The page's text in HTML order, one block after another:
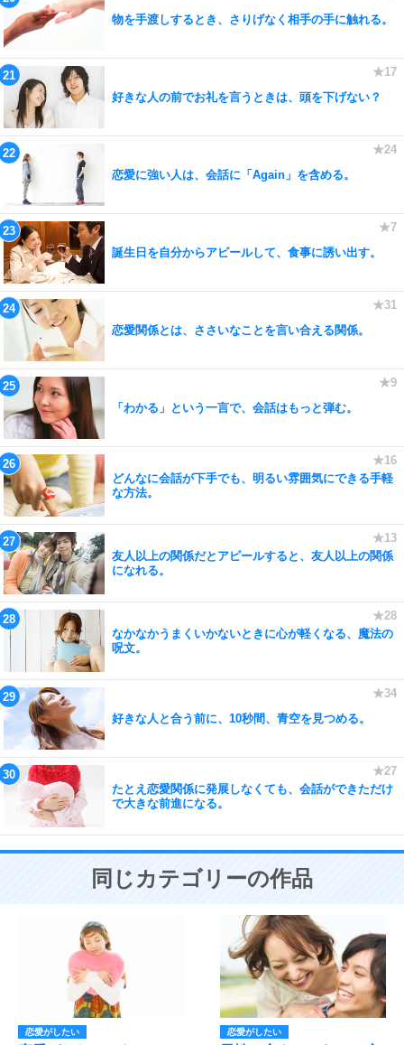
物を手渡しするとき、さりげなく相手の手に触れる。
好きな人の前でお礼を言うときは、頭を下げない？
恋愛に強い人は、会話に「Again」を含める。
誕生日を自分からアピールして、食事に誘い出す。
恋愛関係とは、ささいなことを言い合える関係。
「わかる」という一言で、会話はもっと弾む。
どんなに会話が下手でも、明るい雰囲気にできる手軽
な方法。
友人以上の関係だとアピールすると、友人以上の関係
になれる。
なかなかうまくいかないときに心が軽くなる、魔法の
呪文。
好きな人と合う前に、10秒間、青空を見つめる。
たとえ恋愛関係に発展しなくても、会話ができただけ
で大きな前進になる。
同じカテゴリーの作品
恋愛がしたい 恋愛がしたい